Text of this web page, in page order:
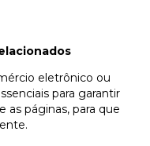
eletrônico ou
para garantir
as páginas, para que